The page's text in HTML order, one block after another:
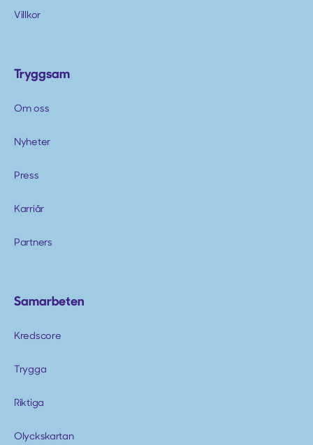
Villkor
Tryggsam
Om oss
Nyheter
Press
Karriär
Partners
Samarbeten
Kredscore
Trygga
Riktiga
Olyckskartan